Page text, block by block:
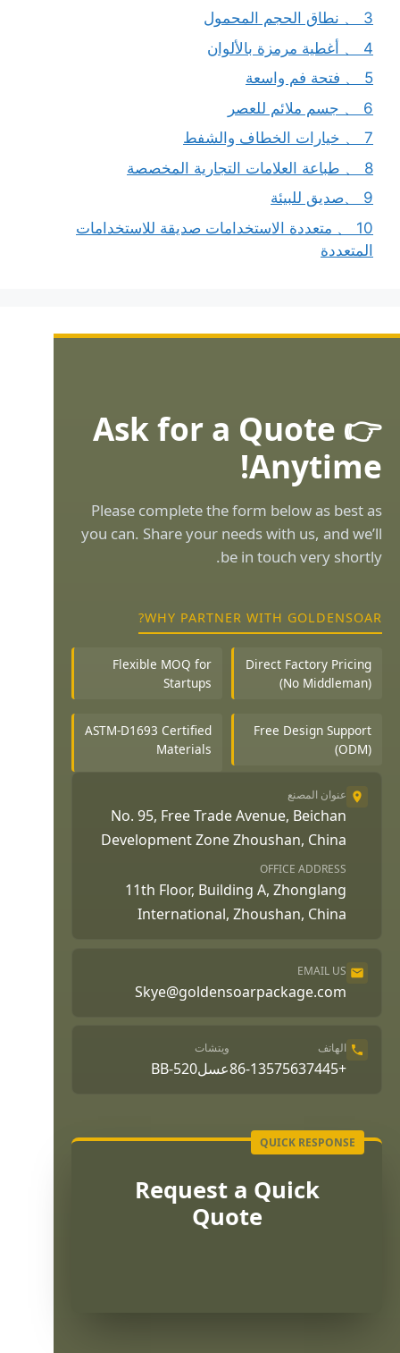
3 、 نطاق الحجم المحمول
4 、 أغطية مرمزة بالألوان
5 、 فتحة فم واسعة
6 、 جسم ملائم للعصر
7 、 خيارات الخطاف والشفط
8 、 طباعة العلامات التجارية المخصصة
9 、صديق للبيئة
10 、 متعددة الاستخدامات صديقة للاستخدامات
المتعددة
👉 Ask for a Quote
Anytime!
Please complete the form below as best as
you can. Share your needs with us, and we’ll
be in touch very shortly.
WHY PARTNER WITH GOLDENSOAR?
Direct Factory Pricing
(No Middleman)
Flexible MOQ for
Startups
Free Design Support
(ODM)
ASTM-D1693 Certified
Materials
عنوان المصنع
No. 95, Free Trade Avenue, Beichan
Development Zone Zhoushan, China
OFFICE ADDRESS
11th Floor, Building A, Zhonglang
International, Zhoushan, China
EMAIL US
Skye@goldensoarpackage.com
الهاتف
+86-13575637445
ويتشات
عسلBB-520
Request a Quick
Quote